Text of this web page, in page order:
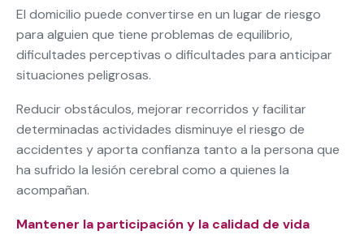
El domicilio puede convertirse en un lugar de riesgo
para alguien que tiene problemas de equilibrio,
dificultades perceptivas o dificultades para anticipar
situaciones peligrosas.
Reducir obstáculos, mejorar recorridos y facilitar
determinadas actividades disminuye el riesgo de
accidentes y aporta confianza tanto a la persona que
ha sufrido la lesión cerebral como a quienes la
acompañan.
Mantener la participación y la calidad de vida